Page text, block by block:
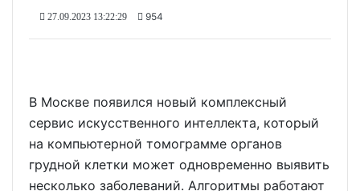
27.09.2023 13:22:29 954
В Москве появился новый комплексный
сервис искусственного интеллекта, который
на компьютерной томограмме органов
грудной клетки может одновременно выявить
несколько заболеваний. Алгоритмы работают